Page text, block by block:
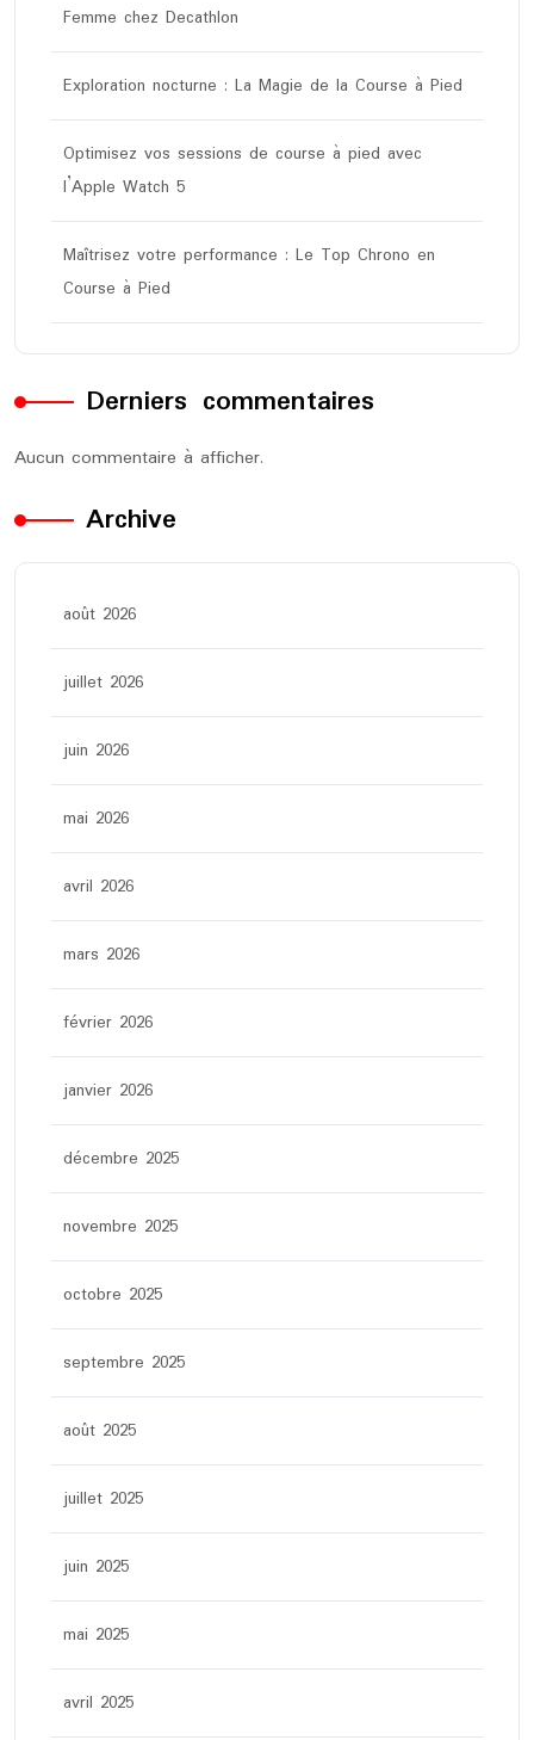
Femme chez Decathlon
Exploration nocturne : La Magie de la Course à Pied
Optimisez vos sessions de course à pied avec
l’Apple Watch 5
Maîtrisez votre performance : Le Top Chrono en
Course à Pied
Derniers commentaires
Aucun commentaire à afficher.
Archive
août 2026
juillet 2026
juin 2026
mai 2026
avril 2026
mars 2026
février 2026
janvier 2026
décembre 2025
novembre 2025
octobre 2025
septembre 2025
août 2025
juillet 2025
juin 2025
mai 2025
avril 2025